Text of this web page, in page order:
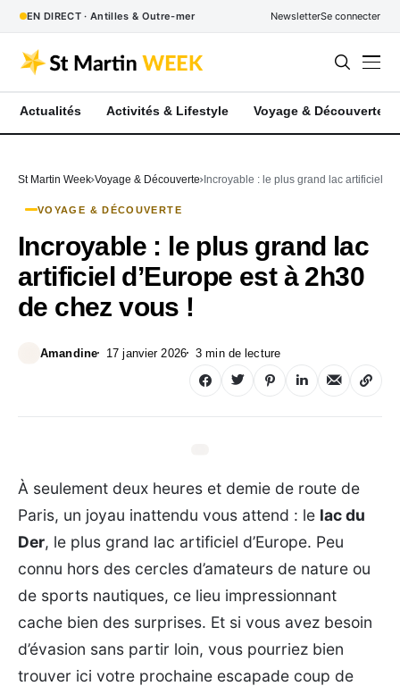
EN DIRECT · Antilles & Outre-mer NewsletterSe connecter
Actualités Activités & Lifestyle Voyage & Découverte
St Martin Week Voyage & Découverte Incroyable : le plus grand lac artificiel
VOYAGE & DÉCOUVERTE
Incroyable : le plus grand lac
artificiel d’Europe est à 2h30
de chez vous !
Amandine 17 janvier 2026 3 min de lecture
À seulement deux heures et demie de route de
Paris, un joyau inattendu vous attend : le lac du
Der, le plus grand lac artificiel d’Europe. Peu
connu hors des cercles d’amateurs de nature ou
de sports nautiques, ce lieu impressionnant
cache bien des surprises. Et si vous avez besoin
d’évasion sans partir loin, vous pourriez bien
trouver ici votre prochaine escapade coup de